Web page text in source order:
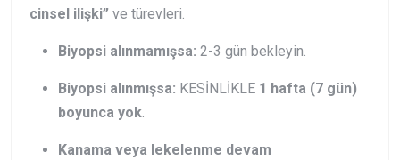
cinsel ilişki” ve türevleri.
Biyopsi alınmamışsa: 2-3 gün bekleyin.
Biyopsi alınmışsa: KESİNLİKLE 1 hafta (7 gün)
boyunca yok.
Kanama veya lekelenme devam